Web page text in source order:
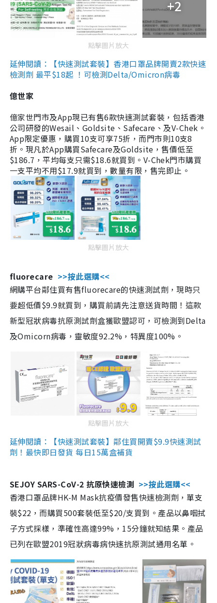
+2
點擊圖片放大
延伸閱讀：【快速測試套裝】香港口罩品牌開賣2款快速
檢測劑 最平$18起 ！可檢測Delta/Omicron病毒
億世家
億家世門市及App現已有售6款快速測試套裝，包括香港
公司研發的Wesail、Goldsite、Safecare、及V-Chek。
App限定優惠，購買10支可享75折，而門市則10支8
折。現凡於App購買Safecare及Goldsite，售價低至
$186.7，平均每支只需$18.6就買到。V-Chek門市購買
一支平均不用$17.9就買到，數量有限，售完即止。
點擊圖片放大
fluorecare >>按此選購<<
網購平台鄰住買有售fluorecare的快速測試劑，現時只
要超低價$9.9就買到，購買前請先注意送貨時間！這款
新型冠狀病毒抗原測試劑盒獲歐盟認可，可檢測到Delta
及Omicorn病毒，靈敏度92.2%，特異度100%。
點擊圖片放大
延伸閱讀：【快速測試套裝】鄰住買開賣$9.9快速測試
劑！最快即日發貨 每日15萬盒補貨
SEJOY SARS-CoV-2 抗原快速檢測 >>按此選購<<
香港口罩品牌HK-M Mask抗疫價發售快速檢測劑，單支
裝$22，而購買500套裝低至$20/支買到。產品以鼻咽拭
子方式採樣，準確性高達99%，15分鐘就知結果。產品
已列在歐盟2019冠狀病毒病快速抗原測試通用名單。